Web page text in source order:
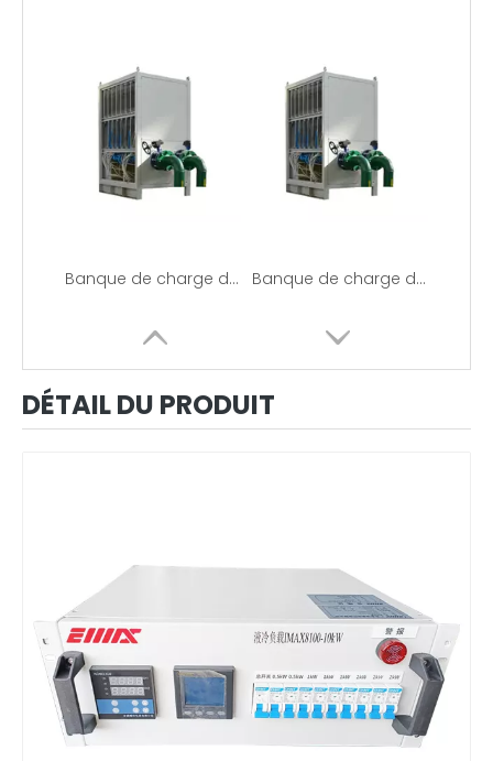
Banque de charge de refroidissement liquide Banque de charge de refroidissement liquide
DÉTAIL DU PRODUIT